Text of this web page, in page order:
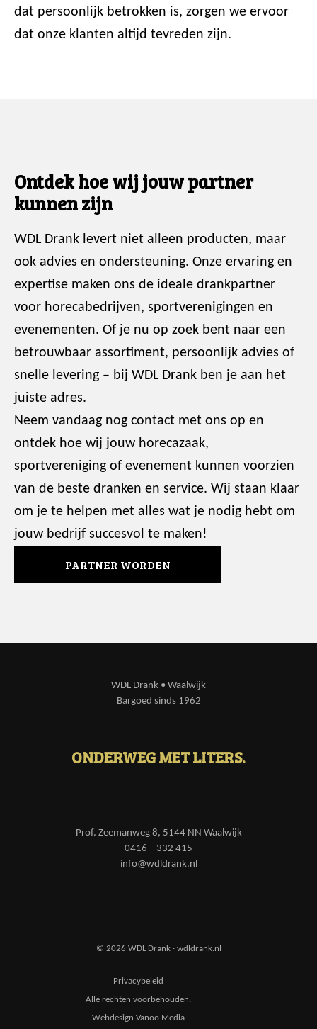
dat persoonlijk betrokken is, zorgen we ervoor
dat onze klanten altijd tevreden zijn.
Ontdek hoe wij jouw partner
kunnen zijn
WDL Drank levert niet alleen producten, maar
ook advies en ondersteuning. Onze ervaring en
expertise maken ons de ideale drankpartner
voor horecabedrijven, sportverenigingen en
evenementen. Of je nu op zoek bent naar een
betrouwbaar assortiment, persoonlijk advies of
snelle levering – bij WDL Drank ben je aan het
juiste adres.
Neem vandaag nog contact met ons op en
ontdek hoe wij jouw horecazaak,
sportvereniging of evenement kunnen voorzien
van de beste dranken en service. Wij staan klaar
om je te helpen met alles wat je nodig hebt om
jouw bedrijf succesvol te maken!
PARTNER WORDEN
WDL Drank • Waalwijk
Bargoed sinds 1962
ONDERWEG MET LITERS.
Prof. Zeemanweg 8, 5144 NN Waalwijk
0416 – 332 415
info@wdldrank.nl
© 2026 WDL Drank · wdldrank.nl
Privacybeleid
Alle rechten voorbehouden.
Webdesign Vanoo Media